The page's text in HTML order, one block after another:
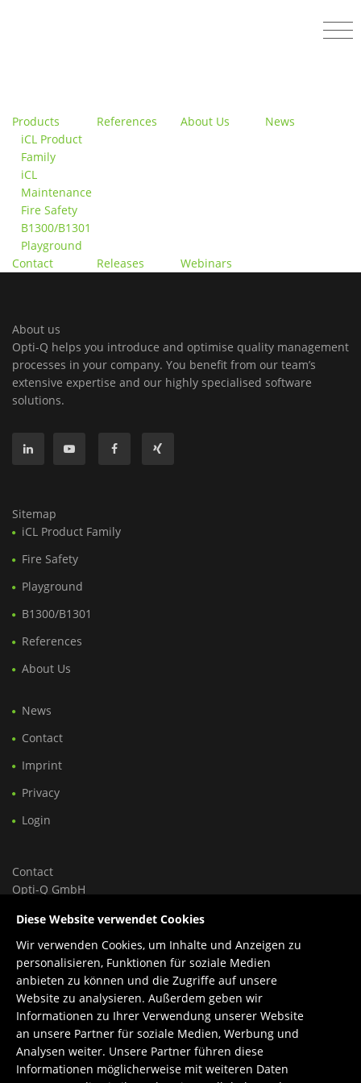
Products
iCL Product
Family
iCL
Maintenance
Fire Safety
B1300/B1301
Playground
References About Us News
Contact Releases Webinars
About us
Opti-Q helps you introduce and optimise quality management
processes in your company. You benefit from our team’s
extensive expertise and our highly specialised software
solutions.
Sitemap
iCL Product Family
Fire Safety
Playground
B1300/B1301
References
About Us
News
Contact
Imprint
Privacy
Login
Contact
Opti-Q GmbH
1030 Wien, Österreich
Tel.: +43 699 150 84 588
Support: +43 660 1960 270
E-Mail:office@opti-q.com
Support:support@opti-q.com
Diese Website verwendet Cookies
Wir verwenden Cookies, um Inhalte und Anzeigen zu
personalisieren, Funktionen für soziale Medien
anbieten zu können und die Zugriffe auf unsere
Website zu analysieren. Außerdem geben wir
Informationen zu Ihrer Verwendung unserer Website
an unsere Partner für soziale Medien, Werbung und
Analysen weiter. Unsere Partner führen diese
Informationen möglicherweise mit weiteren Daten